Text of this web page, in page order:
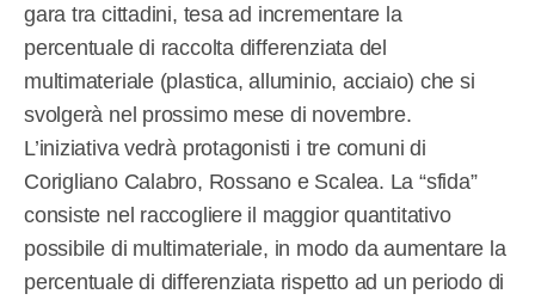
gara tra cittadini, tesa ad incrementare la
percentuale di raccolta differenziata del
multimateriale (plastica, alluminio, acciaio) che si
svolgerà nel prossimo mese di novembre.
L’iniziativa vedrà protagonisti i tre comuni di
Corigliano Calabro, Rossano e Scalea. La “sfida”
consiste nel raccogliere il maggior quantitativo
possibile di multimateriale, in modo da aumentare la
percentuale di differenziata rispetto ad un periodo di